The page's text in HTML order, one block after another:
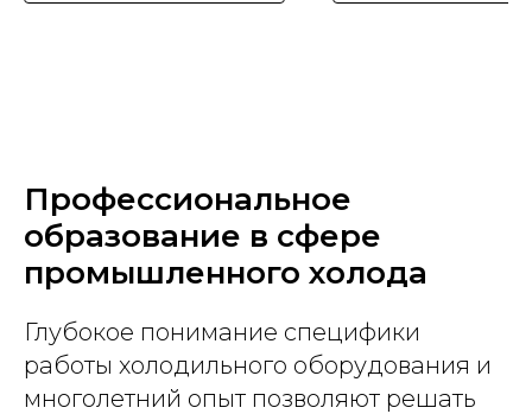
Профессиональное
образование в сфере
промышленного холода
Глубокое понимание специфики
работы холодильного оборудования и
многолетний опыт позволяют решать